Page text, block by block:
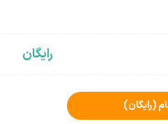
رایگان
(رایگان)